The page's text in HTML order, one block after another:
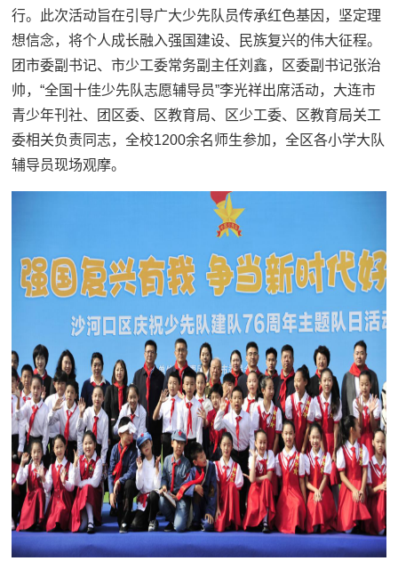
行。此次活动旨在引导广大少先队员传承红色基因，坚定理
想信念，将个人成长融入强国建设、民族复兴的伟大征程。
团市委副书记、市少工委常务副主任刘鑫，区委副书记张治
帅，“全国十佳少先队志愿辅导员”李光祥出席活动，大连市
青少年刊社、团区委、区教育局、区少工委、区教育局关工
委相关负责同志，全校1200余名师生参加，全区各小学大队
辅导员现场观摩。